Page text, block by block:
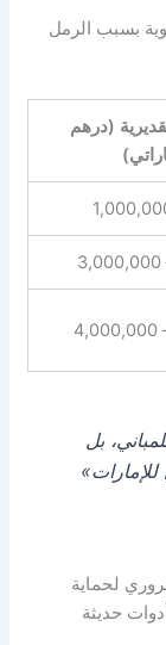
بسبب الرمل
(درهم
بل
لحماية